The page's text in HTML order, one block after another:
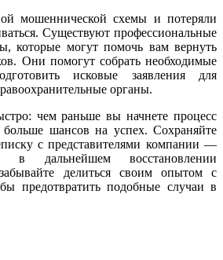
мошеннической схемы и потеряли
Существуют профессиональные
которые могут помочь вам вернуть
Они помогут собрать необходимые
исковые заявления для
органы.
чем раньше вы начнете процесс
больше шансов на успех. Сохраняйте
с представителями компании —
дальнейшем восстановлении
делиться своим опытом с
предотвратить подобные случаи в